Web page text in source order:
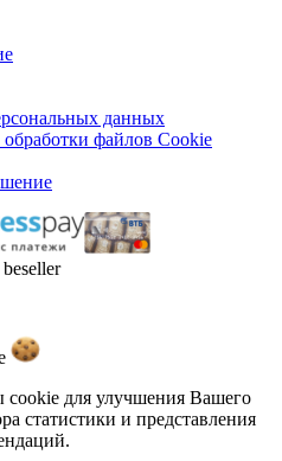
данных
файлов Cookie
cookie для улучшения Вашего
статистики и представления